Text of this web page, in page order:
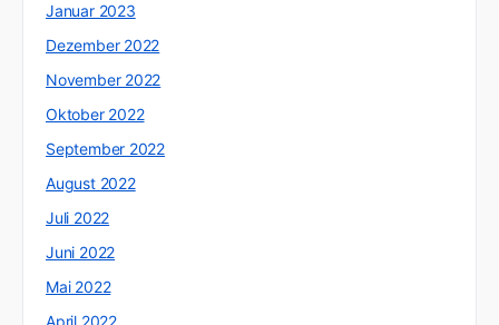
Januar 2023
Dezember 2022
November 2022
Oktober 2022
September 2022
August 2022
Juli 2022
Juni 2022
Mai 2022